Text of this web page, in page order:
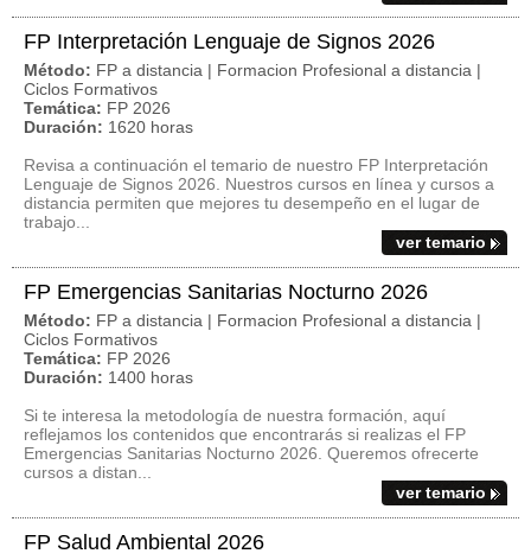
FP Interpretación Lenguaje de Signos 2026
Método: FP a distancia | Formacion Profesional a distancia |
Ciclos Formativos
Temática: FP 2026
Duración: 1620 horas
Revisa a continuación el temario de nuestro FP Interpretación
Lenguaje de Signos 2026. Nuestros cursos en línea y cursos a
distancia permiten que mejores tu desempeño en el lugar de
trabajo...
ver temario
FP Emergencias Sanitarias Nocturno 2026
Método: FP a distancia | Formacion Profesional a distancia |
Ciclos Formativos
Temática: FP 2026
Duración: 1400 horas
Si te interesa la metodología de nuestra formación, aquí
reflejamos los contenidos que encontrarás si realizas el FP
Emergencias Sanitarias Nocturno 2026. Queremos ofrecerte
cursos a distan...
ver temario
FP Salud Ambiental 2026